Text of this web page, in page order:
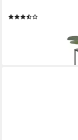
lieferbar - in 5-6